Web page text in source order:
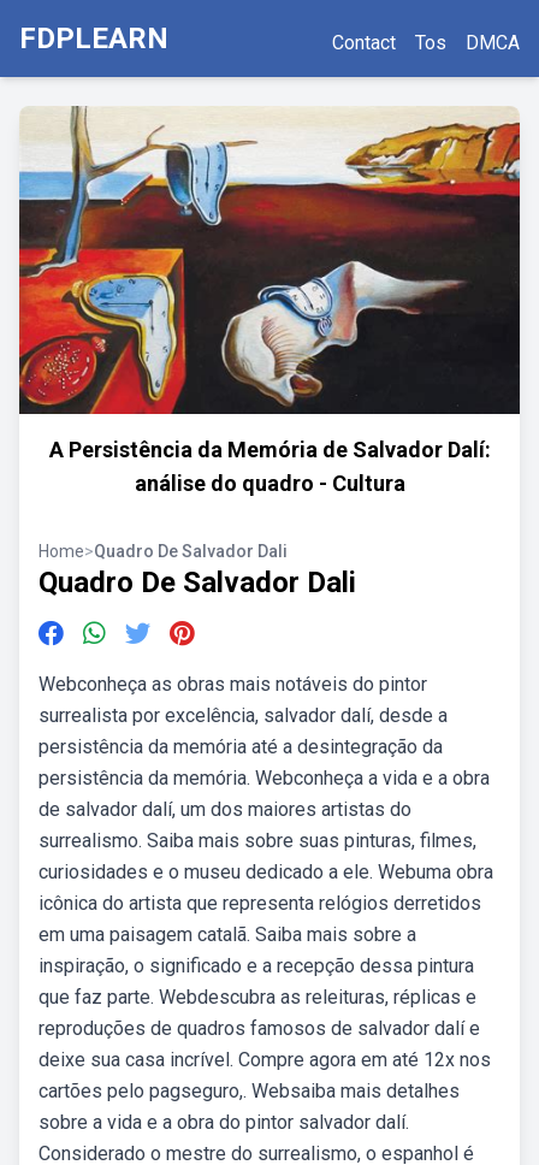
FDPLEARN Contact Tos DMCA
A Persistência da Memória de Salvador Dalí:
análise do quadro - Cultura
Home>Quadro De Salvador Dali
Quadro De Salvador Dali
Webconheça as obras mais notáveis do pintor
surrealista por excelência, salvador dalí, desde a
persistência da memória até a desintegração da
persistência da memória. Webconheça a vida e a obra
de salvador dalí, um dos maiores artistas do
surrealismo. Saiba mais sobre suas pinturas, filmes,
curiosidades e o museu dedicado a ele. Webuma obra
icônica do artista que representa relógios derretidos
em uma paisagem catalã. Saiba mais sobre a
inspiração, o significado e a recepção dessa pintura
que faz parte. Webdescubra as releituras, réplicas e
reproduções de quadros famosos de salvador dalí e
deixe sua casa incrível. Compre agora em até 12x nos
cartões pelo pagseguro,. Websaiba mais detalhes
sobre a vida e a obra do pintor salvador dalí.
Considerado o mestre do surrealismo, o espanhol é